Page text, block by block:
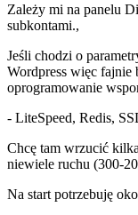
Zależy mi na panelu
subkontami.,
Jeśli chodzi o
Wordpress więc fajnie
oprogramowanie
- LiteSpeed, Redis,
Chcę tam wrzucić
niewiele ruchu (300-
Na start potrzebuję